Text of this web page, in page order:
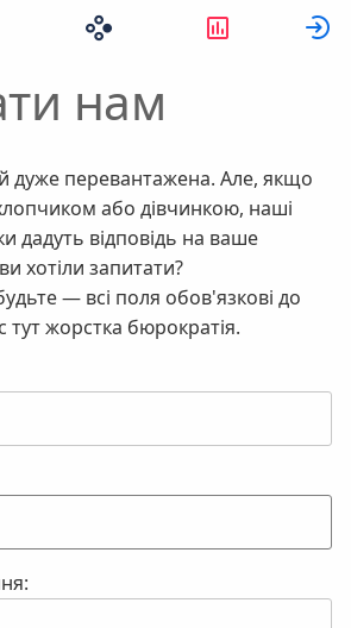
Статистика
нам
дуже перевантажена. Але, якщо
або дівчинкою, наші
дадуть відповідь на ваше
хотіли запитати?
— всі поля обов'язкові до
тут жорстка бюрократія.